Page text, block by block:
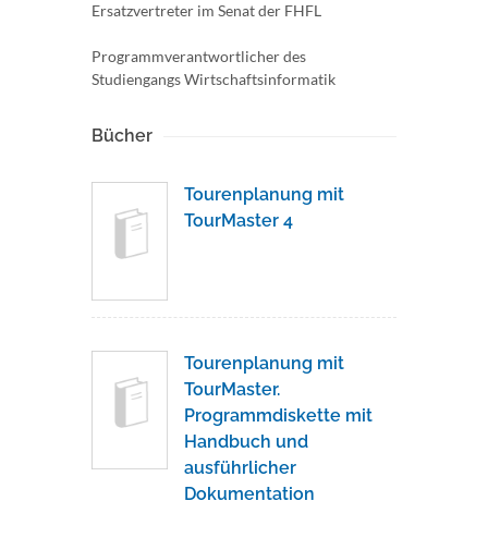
Ersatzvertreter im Senat der FHFL
Programmverantwortlicher des
Studiengangs Wirtschaftsinformatik
Bücher
Tourenplanung mit
TourMaster 4
Tourenplanung mit
TourMaster.
Programmdiskette mit
Handbuch und
ausführlicher
Dokumentation